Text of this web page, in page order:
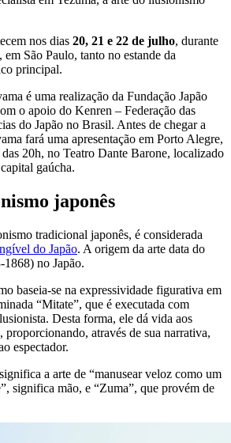
nos dias 20, 21 e 22 de julho, durante
, em São Paulo, tanto no estande da
principal.
é uma realização da Fundação Japão
o apoio do Kenren – Federação das
do Japão no Brasil. Antes de chegar a
fará uma apresentação em Porto Alegre,
20h, no Teatro Dante Barone, localizado
gaúcha.
japonês
tradicional japonês, é considerada
do Japão. A origem da arte data do
no Japão.
baseia-se na expressividade figurativa em
“Mitate”, que é executada com
Desta forma, ele dá vida aos
proporcionando, através de sua narrativa,
espectador.
a arte de “manusear veloz como um
significa mão, e “Zuma”, que provém de